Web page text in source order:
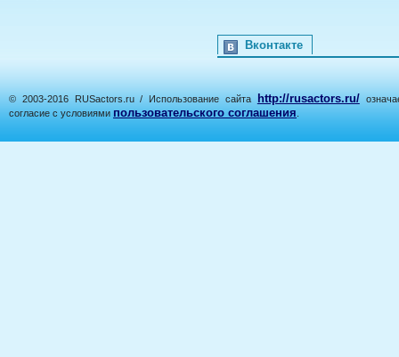
Вконтакте
© 2003-2016 RUSactors.ru / Использование сайта http://rusactors.ru/
согласие с условиями пользовательского соглашения